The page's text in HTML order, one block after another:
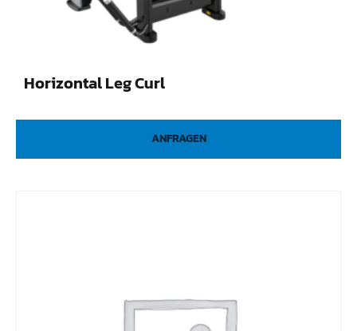
Horizontal Leg Curl
ANFRAGEN